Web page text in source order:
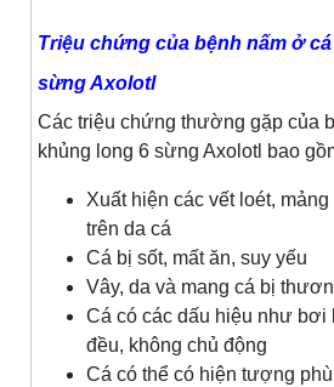
Triệu chứng của bệnh nấm ở
sừng Axolotl
Các triệu chứng thường gặp của
khủng long 6 sừng Axolotl bao
Xuất hiện các vết loét,
trên da cá
Cá bị sốt, mất ăn, suy yếu
Vây, da và mang cá bị
Cá có các dấu hiệu như
đều, không chủ động
Cá có thể có hiện tượng